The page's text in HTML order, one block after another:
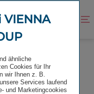
Kontrast
BEI
ähnliche
Cookies für Ihr
wir Ihnen z. B.
Services laufend
und Marketingcookies